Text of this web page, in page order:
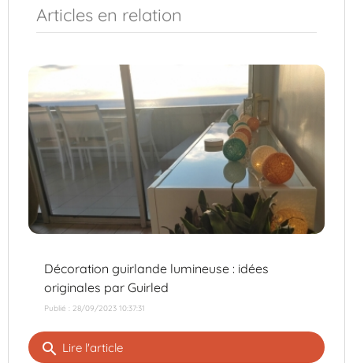
Articles en relation
Décoration guirlande lumineuse : idées
originales par Guirled
Publié : 28/09/2023 10:37:31
search Lire l'article